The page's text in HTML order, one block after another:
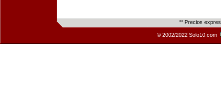
** Precios
© 2002/2022 Solo10.com